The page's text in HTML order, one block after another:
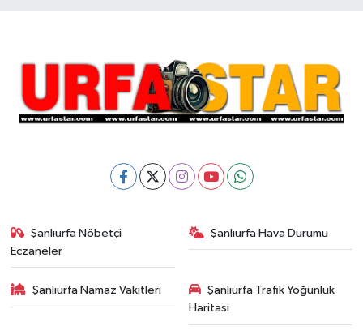
Şanlıurfa Nöbetçi
Eczaneler
Şanlıurfa Hava Durumu
Şanlıurfa Namaz Vakitleri
Şanlıurfa Trafik Yoğunluk
Haritası